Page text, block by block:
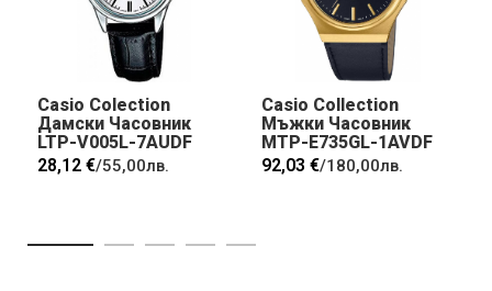
Casio Colection
Дамски Часовник
LTP-V005L-7AUDF
28,12 €/55,00лв.
Casio Collection
Мъжки Часовник
MTP-E735GL-1AVDF
92,03 €/180,00лв.